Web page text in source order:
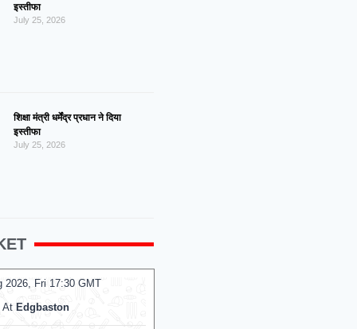
इस्तीफा
July 25, 2026
शिक्षा मंत्री धर्मेंद्र प्रधान ने दिया
इस्तीफा
July 25, 2026
2026, Fri 17:30 GMT
At Edgbaston